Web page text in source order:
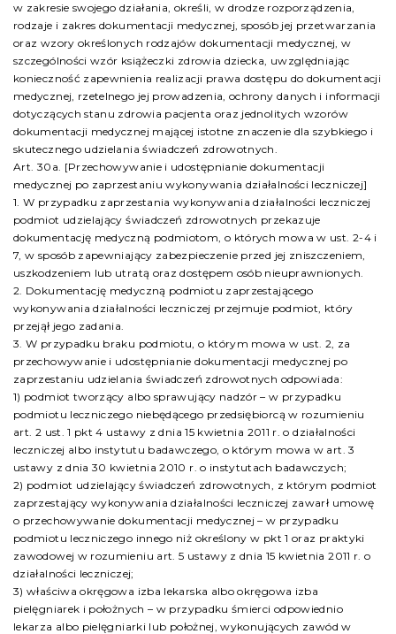
w zakresie swojego działania, określi, w drodze rozporządzenia,
rodzaje i zakres dokumentacji medycznej, sposób jej przetwarzania
oraz wzory określonych rodzajów dokumentacji medycznej, w
szczególności wzór książeczki zdrowia dziecka, uwzględniając
konieczność zapewnienia realizacji prawa dostępu do dokumentacji
medycznej, rzetelnego jej prowadzenia, ochrony danych i informacji
dotyczących stanu zdrowia pacjenta oraz jednolitych wzorów
dokumentacji medycznej mającej istotne znaczenie dla szybkiego i
skutecznego udzielania świadczeń zdrowotnych.
Art. 30a. [Przechowywanie i udostępnianie dokumentacji
medycznej po zaprzestaniu wykonywania działalności leczniczej]
1. W przypadku zaprzestania wykonywania działalności leczniczej
podmiot udzielający świadczeń zdrowotnych przekazuje
dokumentację medyczną podmiotom, o których mowa w ust. 2-4 i
7, w sposób zapewniający zabezpieczenie przed jej zniszczeniem,
uszkodzeniem lub utratą oraz dostępem osób nieuprawnionych.
2. Dokumentację medyczną podmiotu zaprzestającego
wykonywania działalności leczniczej przejmuje podmiot, który
przejął jego zadania.
3. W przypadku braku podmiotu, o którym mowa w ust. 2, za
przechowywanie i udostępnianie dokumentacji medycznej po
zaprzestaniu udzielania świadczeń zdrowotnych odpowiada:
1) podmiot tworzący albo sprawujący nadzór – w przypadku
podmiotu leczniczego niebędącego przedsiębiorcą w rozumieniu
art. 2 ust. 1 pkt 4 ustawy z dnia 15 kwietnia 2011 r. o działalności
leczniczej albo instytutu badawczego, o którym mowa w art. 3
ustawy z dnia 30 kwietnia 2010 r. o instytutach badawczych;
2) podmiot udzielający świadczeń zdrowotnych, z którym podmiot
zaprzestający wykonywania działalności leczniczej zawarł umowę
o przechowywanie dokumentacji medycznej – w przypadku
podmiotu leczniczego innego niż określony w pkt 1 oraz praktyki
zawodowej w rozumieniu art. 5 ustawy z dnia 15 kwietnia 2011 r. o
działalności leczniczej;
3) właściwa okręgowa izba lekarska albo okręgowa izba
pielęgniarek i położnych – w przypadku śmierci odpowiednio
lekarza albo pielęgniarki lub położnej, wykonujących zawód w